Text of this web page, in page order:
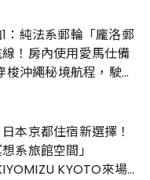
：純法系郵輪「龐洛郵
！房內使用愛馬仕備
沖繩秘境航程，駛進
本京都住宿新選擇！
系旅館空間」
KYOTO來場